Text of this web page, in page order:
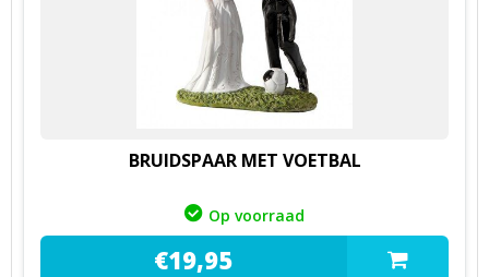
BRUIDSPAAR MET VOETBAL
Op voorraad
€19,95